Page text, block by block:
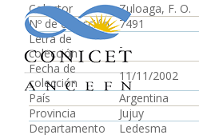
Colector
Zuloaga, F. O.
Nº de colección
7491
Letra de
colección
-
Fecha de
colección
11/11/2002
País
Argentina
Provincia
Jujuy
Departamento
Ledesma